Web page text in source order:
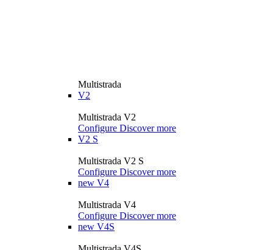
Multistrada
V2
Multistrada V2
Configure Discover more
V2 S
Multistrada V2 S
Configure Discover more
new V4
Multistrada V4
Configure Discover more
new V4S